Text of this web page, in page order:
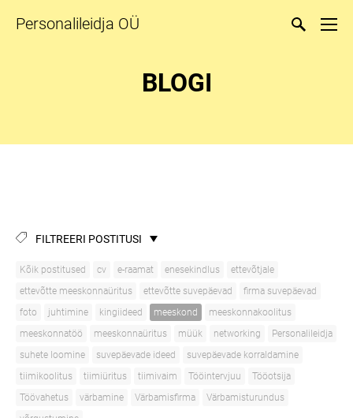
Personalileidja OÜ
BLOGI
FILTREERI POSTITUSI
Kõik postitused cv e-raamat enesekindlus
ettevõtjale
ettevõtte meeskonnaüritus
ettevõtte suvepäevad
firma suvepäevad
foto
juhtimine kingiideed meeskond
meeskonnakoolitus
meeskonnatöö
meeskonnaüritus müük networking
Personalileidja
suhete loomine
suvepäevade ideed
suvepäevade korraldamine
tiimikoolitus
tiimiüritus tiimivaim Tööintervjuu
Tööotsija
Töövahetus
värbamine Värbamisfirma
Värbamisturundus